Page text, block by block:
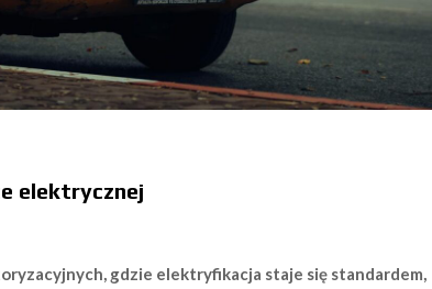
elektrycznej
gdzie elektryfikacja staje się standardem,